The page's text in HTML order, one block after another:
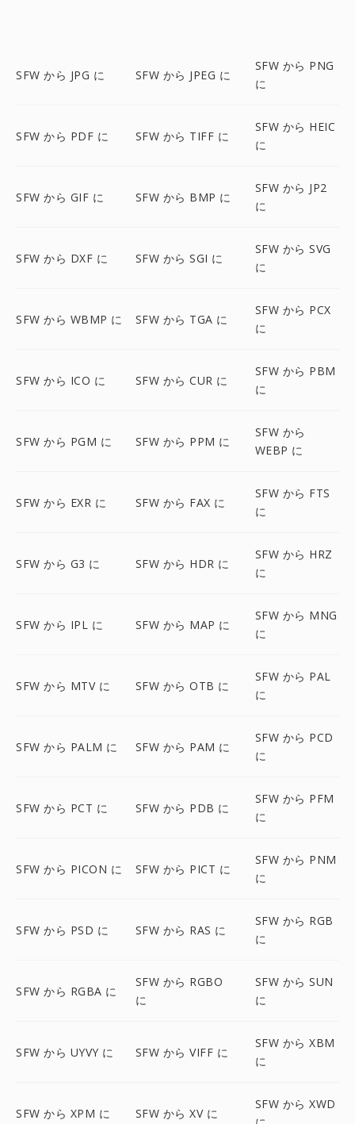
SFW から JPG に SFW から JPEG に
SFW から PNG
に
SFW から PDF に SFW から TIFF に
SFW から HEIC
に
SFW から GIF に SFW から BMP に
SFW から JP2
に
SFW から DXF に SFW から SGI に
SFW から SVG
に
SFW から WBMP に SFW から TGA に
SFW から PCX
に
SFW から ICO に SFW から CUR に
SFW から PBM
に
SFW から PGM に SFW から PPM に
SFW から
WEBP に
SFW から EXR に SFW から FAX に
SFW から FTS
に
SFW から G3 に SFW から HDR に
SFW から HRZ
に
SFW から IPL に SFW から MAP に
SFW から MNG
に
SFW から MTV に SFW から OTB に
SFW から PAL
に
SFW から PALM に SFW から PAM に
SFW から PCD
に
SFW から PCT に SFW から PDB に
SFW から PFM
に
SFW から PICON に SFW から PICT に
SFW から PNM
に
SFW から PSD に SFW から RAS に
SFW から RGB
に
SFW から RGBA に
SFW から RGBO
に
SFW から SUN
に
SFW から UYVY に SFW から VIFF に
SFW から XBM
に
SFW から XPM に SFW から XV に
SFW から XWD